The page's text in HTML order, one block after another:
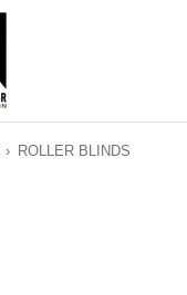
› ROLLER BLINDS